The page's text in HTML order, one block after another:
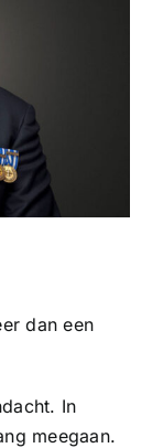
dan een
In
meegaan.